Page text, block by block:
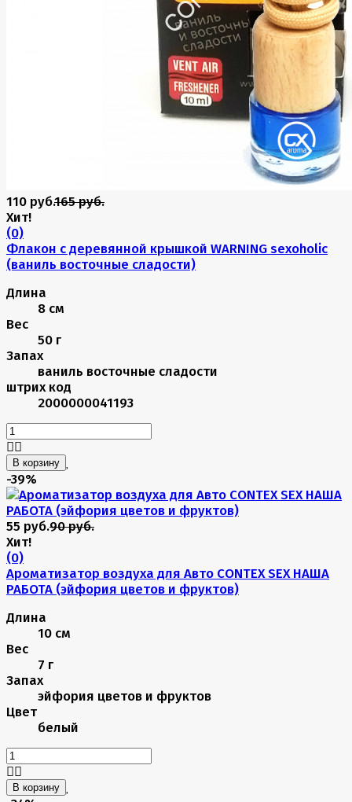
110 руб.165 руб.
Хит!
(0)
Флакон с деревянной крышкой WARNING sexoholic
(ваниль восточные сладости)
Длина
8 см
Вес
50 г
Запах
ваниль восточные сладости
штрих код
2000000041193
В корзину
-39%
55 руб.90 руб.
Хит!
(0)
Ароматизатор воздуха для Авто CONTEX SEX НАША
РАБОТА (эйфория цветов и фруктов)
Длина
10 см
Вес
7 г
Запах
эйфория цветов и фруктов
Цвет
белый
В корзину